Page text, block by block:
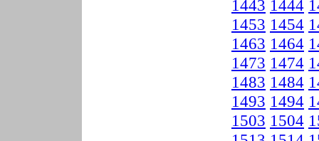
1443 1444
1453 1454
1463 1464
1473 1474
1483 1484
1493 1494
1503 1504